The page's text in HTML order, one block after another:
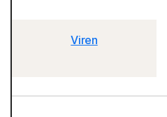
Viren